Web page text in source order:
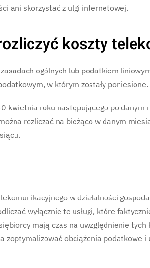
ani skorzystać z ulgi internetowej.
koszty
ogólnych lub podatkiem
w którym zostały
kwietnia roku następującego po danym
rozliczać na bieżąco w danym
w działalności
wyłącznie te usługi, które
mają czas na uwzględnienie
zoptymalizować obciążenia podatkowe i